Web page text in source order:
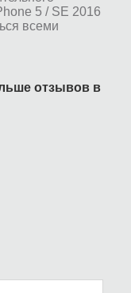
5 / SE 2016
всеми
отзывов в